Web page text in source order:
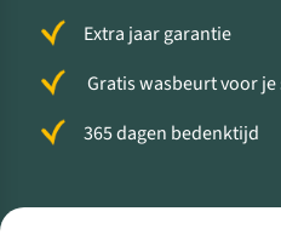
Extra jaar garantie
Gratis wasbeurt voor je
365 dagen bedenktijd